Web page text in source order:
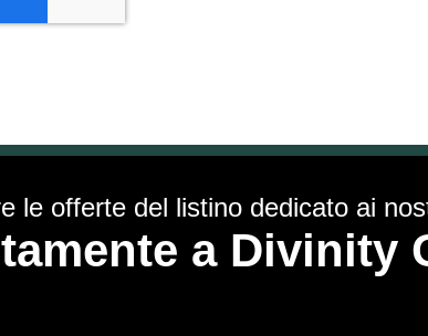
le offerte del listino dedicato ai
a Divinity